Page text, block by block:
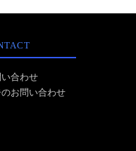
い合わせ
のお問い合わせ